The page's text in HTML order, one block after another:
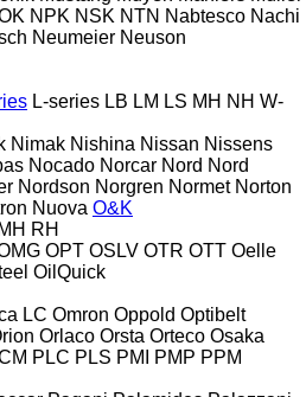
NPK NSK NTN Nabtesco Nachi
Neumeier Neuson
L-series LB LM LS MH NH W-
Nimak Nishina Nissan Nissens
Nocado Norcar Nord Nord
Nordson Norgren Normet Norton
Nuova O&K
MH RH
OPT OSLV OTR OTT Oelle
OilQuick
LC Omron Oppold Optibelt
Orlaco Orsta Orteco Osaka
PLC PLS PMI PMP PPM